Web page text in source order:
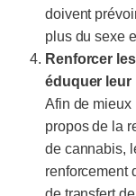
doivent
plus du sexe
Renforcer
éduquer leur
Afin de mieux
propos de la
de cannabis,
renforcement